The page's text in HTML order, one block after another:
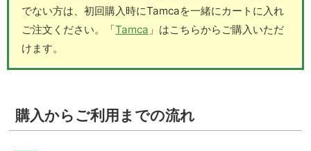
でない方は、初回購入時にTamcaを一緒にカートに入れ
ご注文ください。「Tamca 」はこちらからご購入いただ
けます。
購入からご利用までの流れ